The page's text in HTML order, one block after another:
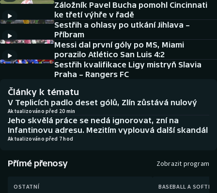
DALŠÍ SPORTY
Americký fotbal
Baseball a softbal
Biatlon
Boby a skeleton
NEPŘEHLÉDNĚTE
Soutěže
Aplikace ČT sport
AZ kvíz
Záložník Pavel Bucha pomohl Cincinnati
ke třetí výhře v řadě
Sestřih a ohlasy po utkání Jihlava –
Příbram
Messi dal první góly po MS, Miami
porazilo Atlético San Luis 4:2
Sestřih kvalifikace Ligy mistryň Slavia
Praha – Rangers FC
Články k tématu
V Teplicích padlo deset gólů, Zlín zůstává nulový
Aktualizováno před 20 min
Jeho skvělá práce se nedá ignorovat, zní na
Infantinovu adresu. Mezitím vyplouvá další skandál
Aktualizováno před 7 hod
Přímé přenosy Zobrazit program
OSTATNÍ BASEBALL A